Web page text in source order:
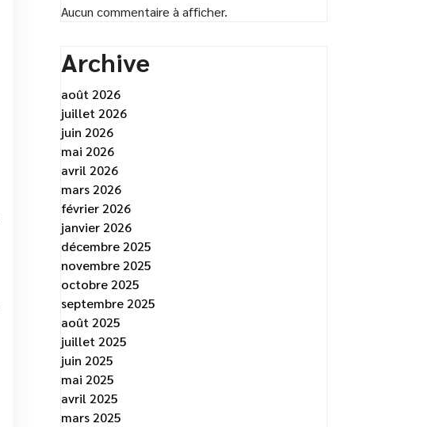
Aucun commentaire à afficher.
Archive
août 2026
juillet 2026
juin 2026
mai 2026
avril 2026
mars 2026
février 2026
janvier 2026
décembre 2025
novembre 2025
octobre 2025
septembre 2025
août 2025
juillet 2025
juin 2025
mai 2025
avril 2025
mars 2025